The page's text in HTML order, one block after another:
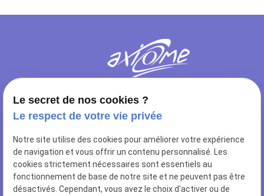
NOUS RETROUVER
10 rue de Sailly
62112 CORBEHEM
NOUS CONTACTER
Le secret de nos cookies ?
Le respect de votre vie privée
Notre site utilise des cookies pour améliorer votre expérience
de navigation et vous offrir un contenu personnalisé. Les
cookies strictement nécessaires sont essentiels au
fonctionnement de base de notre site et ne peuvent pas être
désactivés. Cependant, vous avez le choix d'activer ou de